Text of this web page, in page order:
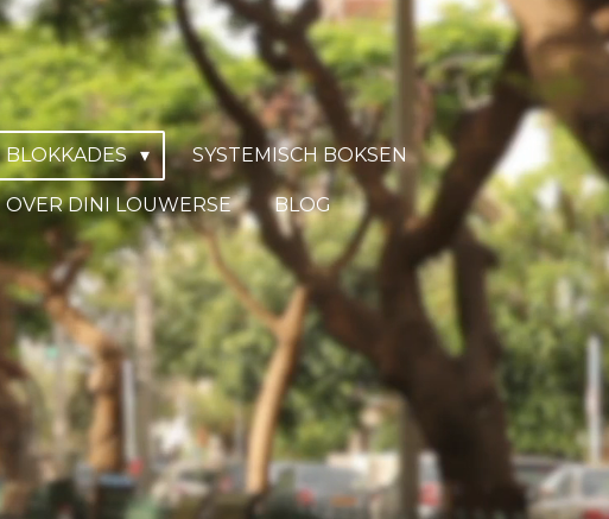
BLOKKADES SYSTEMISCH BOKSEN
OVER DINI LOUWERSE BLOG